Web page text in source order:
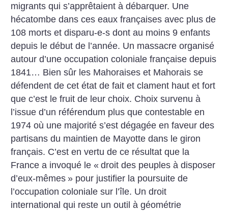
migrants qui s’apprêtaient à débarquer. Une
hécatombe dans ces eaux françaises avec plus de
108 morts et disparu-e-s dont au moins 9 enfants
depuis le début de l’année. Un massacre organisé
autour d’une occupation coloniale française depuis
1841… Bien sûr les Mahoraises et Mahorais se
défendent de cet état de fait et clament haut et fort
que c’est le fruit de leur choix. Choix survenu à
l’issue d’un référendum plus que contestable en
1974 où une majorité s’est dégagée en faveur des
partisans du maintien de Mayotte dans le giron
français. C’est en vertu de ce résultat que la
France a invoqué le « droit des peuples à disposer
d’eux-mêmes » pour justifier la poursuite de
l’occupation coloniale sur l’île. Un droit
international qui reste un outil à géométrie